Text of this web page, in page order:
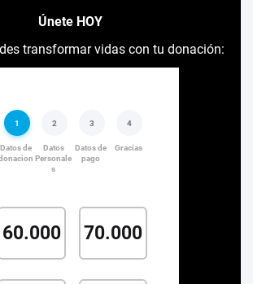
Únete HOY
transformar vidas con tu donación: